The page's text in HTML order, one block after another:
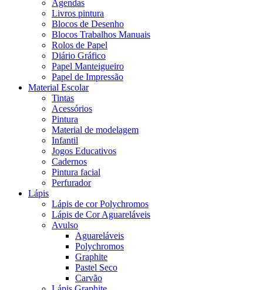
Agendas
Livros pintura
Blocos de Desenho
Blocos Trabalhos Manuais
Rolos de Papel
Diário Gráfico
Papel Manteigueiro
Papel de Impressão
Material Escolar
Tintas
Acessórios
Pintura
Material de modelagem
Infantil
Jogos Educativos
Cadernos
Pintura facial
Perfurador
Lápis
Lápis de cor Polychromos
Lápis de Cor Aguareláveis
Avulso
Aguareláveis
Polychromos
Graphite
Pastel Seco
Carvão